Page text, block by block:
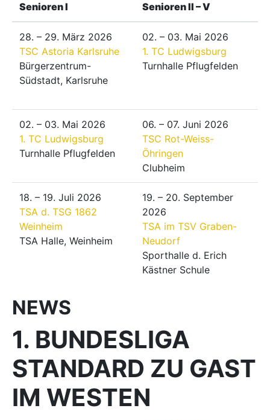
Senioren I
Senioren II – V
28. – 29. März 2026
TSC Astoria Karlsruhe
Bürgerzentrum-
Südstadt, Karlsruhe
02. – 03. Mai 2026
1. TC Ludwigsburg
Turnhalle Pflugfelden
02. – 03. Mai 2026
1. TC Ludwigsburg
Turnhalle Pflugfelden
06. – 07. Juni 2026
TSC Rot-Weiss-
Öhringen
Clubheim
18. – 19. Juli 2026
TSA d. TSG 1862
Weinheim
TSA Halle, Weinheim
19. – 20. September
2026
TSA im TSV Graben-
Neudorf
Sporthalle d. Erich
Kästner Schule
NEWS
1. BUNDESLIGA
STANDARD ZU GAST
IM WESTEN